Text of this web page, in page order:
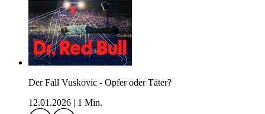
Der Fall Vuskovic - Opfer oder Täter?
12.01.2026
1 Min.